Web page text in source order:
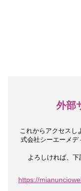
外部
これからアクセスし
式会社シーエーメデ
よろしければ、下
https://